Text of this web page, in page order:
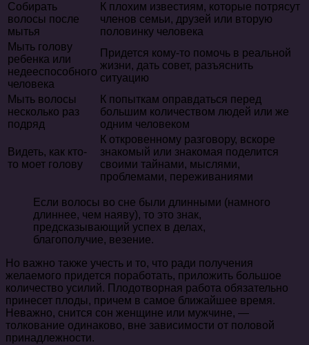
Собирать
волосы после
мытья
К плохим известиям, которые потрясут
членов семьи, друзей или вторую
половинку человека
Мыть голову
ребенка или
недееспособного
человека
Придется кому-то помочь в реальной
жизни, дать совет, разъяснить
ситуацию
Мыть волосы
несколько раз
подряд
К попыткам оправдаться перед
большим количеством людей или же
одним человеком
Видеть, как кто-
то моет голову
К откровенному разговору, вскоре
знакомый или знакомая поделится
своими тайнами, мыслями,
проблемами, переживаниями
Если волосы во сне были длинными (намного
длиннее, чем наяву), то это знак,
предсказывающий успех в делах,
благополучие, везение.
Но важно также учесть и то, что ради получения
желаемого придется поработать, приложить большое
количество усилий. Плодотворная работа обязательно
принесет плоды, причем в самое ближайшее время.
Неважно, снится сон женщине или мужчине, —
толкование одинаково, вне зависимости от половой
принадлежности.